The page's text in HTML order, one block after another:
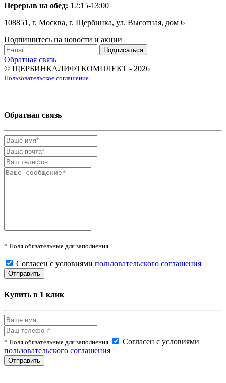
Перерыв на обед: 12:15-13:00
108851, г. Москва, г. Щербинка, ул. Высотная, дом 6
Подпишитесь на новости и акции
Обратная связь
© ЩЕРБИНКАЛИФТКОМПЛЕКТ - 2026
Пользовательское соглашение
Обратная связь
* Поля обязательные для заполнения
Согласен с условиями пользовательского соглашения
Купить в 1 клик
* Поля обязательные для заполнения
Согласен с условиями
пользовательского соглашения